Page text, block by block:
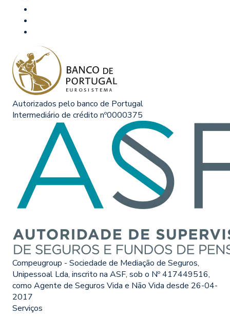
Autorizados pelo banco de Portugal
Intermediário de crédito nº0000375
Compeugroup - Sociedade de Mediação de Seguros,
Unipessoal Lda, inscrito na ASF, sob o Nº 417449516,
como Agente de Seguros Vida e Não Vida desde 26-04-
2017
Serviços